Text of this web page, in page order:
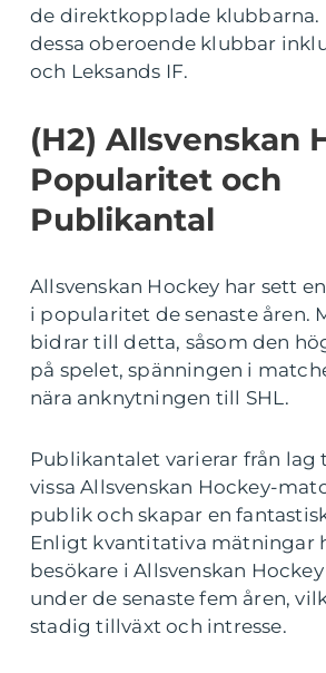
de direktkopplade klubbarna.
dessa oberoende klubbar
och Leksands IF.
(H2) Allsvenskan
Popularitet och
Publikantal
Allsvenskan Hockey har sett
i popularitet de senaste åren.
bidrar till detta, såsom den
på spelet, spänningen i
nära anknytningen till SHL.
Publikantalet varierar från lag
vissa Allsvenskan Hockey-
publik och skapar en
Enligt kvantitativa mätningar
besökare i Allsvenskan
under de senaste fem åren,
stadig tillväxt och intresse.